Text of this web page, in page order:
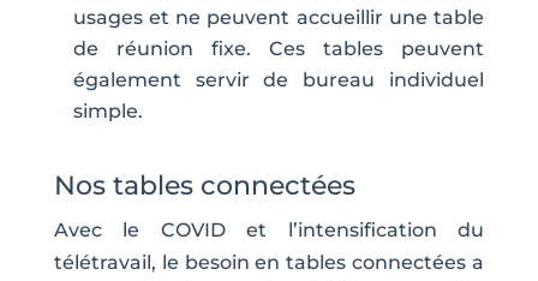
usages et ne peuvent accueillir une table
de réunion fixe. Ces tables peuvent
également servir de bureau individuel
simple.
Nos tables connectées
Avec le COVID et l’intensification du
télétravail, le besoin en tables connectées a